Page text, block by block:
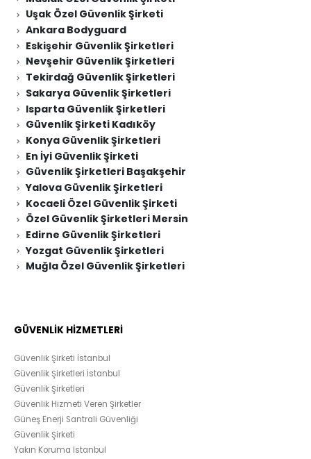
Uşak Özel Güvenlik Şirketi
Ankara Bodyguard
Eskişehir Güvenlik Şirketleri
Nevşehir Güvenlik Şirketleri
Tekirdağ Güvenlik Şirketleri
Sakarya Güvenlik Şirketleri
Isparta Güvenlik Şirketleri
Güvenlik Şirketi Kadıköy
Konya Güvenlik Şirketleri
En İyi Güvenlik Şirketi
Güvenlik Şirketleri Başakşehir
Yalova Güvenlik Şirketleri
Kocaeli Özel Güvenlik Şirketi
Özel Güvenlik Şirketleri Mersin
Edirne Güvenlik Şirketleri
Yozgat Güvenlik Şirketleri
Muğla Özel Güvenlik Şirketleri
GÜVENLİK HİZMETLERİ
Güvenlik Şirketi İstanbul
Güvenlik Şirketleri İstanbul
Güvenlik Şirketleri
Güvenlik Hizmeti Veren Şirketler
Güneş Enerji Santrali Güvenliği
Güvenlik Şirketi
Yakın Koruma İstanbul